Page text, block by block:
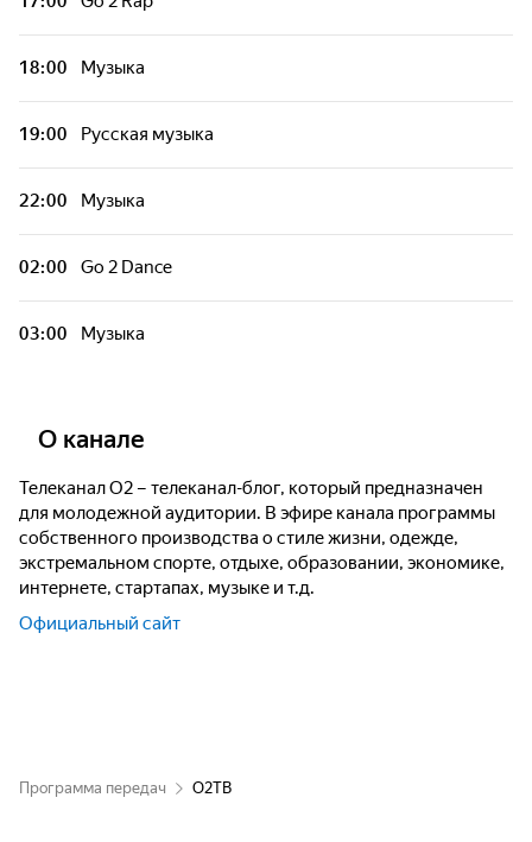
18:00 Музыка
19:00 Русская музыка
22:00 Музыка
02:00 Go 2 Dance
03:00 Музыка
О канале
Телеканал О2 – телеканал-блог, который предназначен
для молодежной аудитории. В эфире канала программы
собственного производства о стиле жизни, одежде,
экстремальном спорте, отдыхе, образовании, экономике,
интернете, стартапах, музыке и т.д.
Официальный сайт
Программа передач О2ТВ